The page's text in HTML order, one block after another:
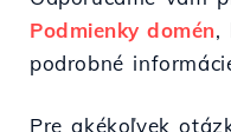
Podmienky domén,
podrobné
Pre akékoľvek